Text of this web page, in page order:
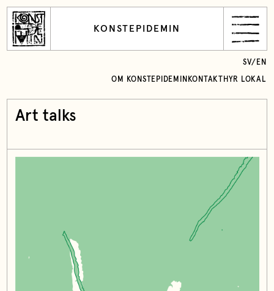
KONSTEPIDEMIN
OM KONSTEPIDEMIN KONTAKT HYR LOKAL
SV/ EN
Art talks